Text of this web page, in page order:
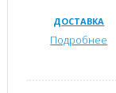
ДОСТАВКА
Подробнее